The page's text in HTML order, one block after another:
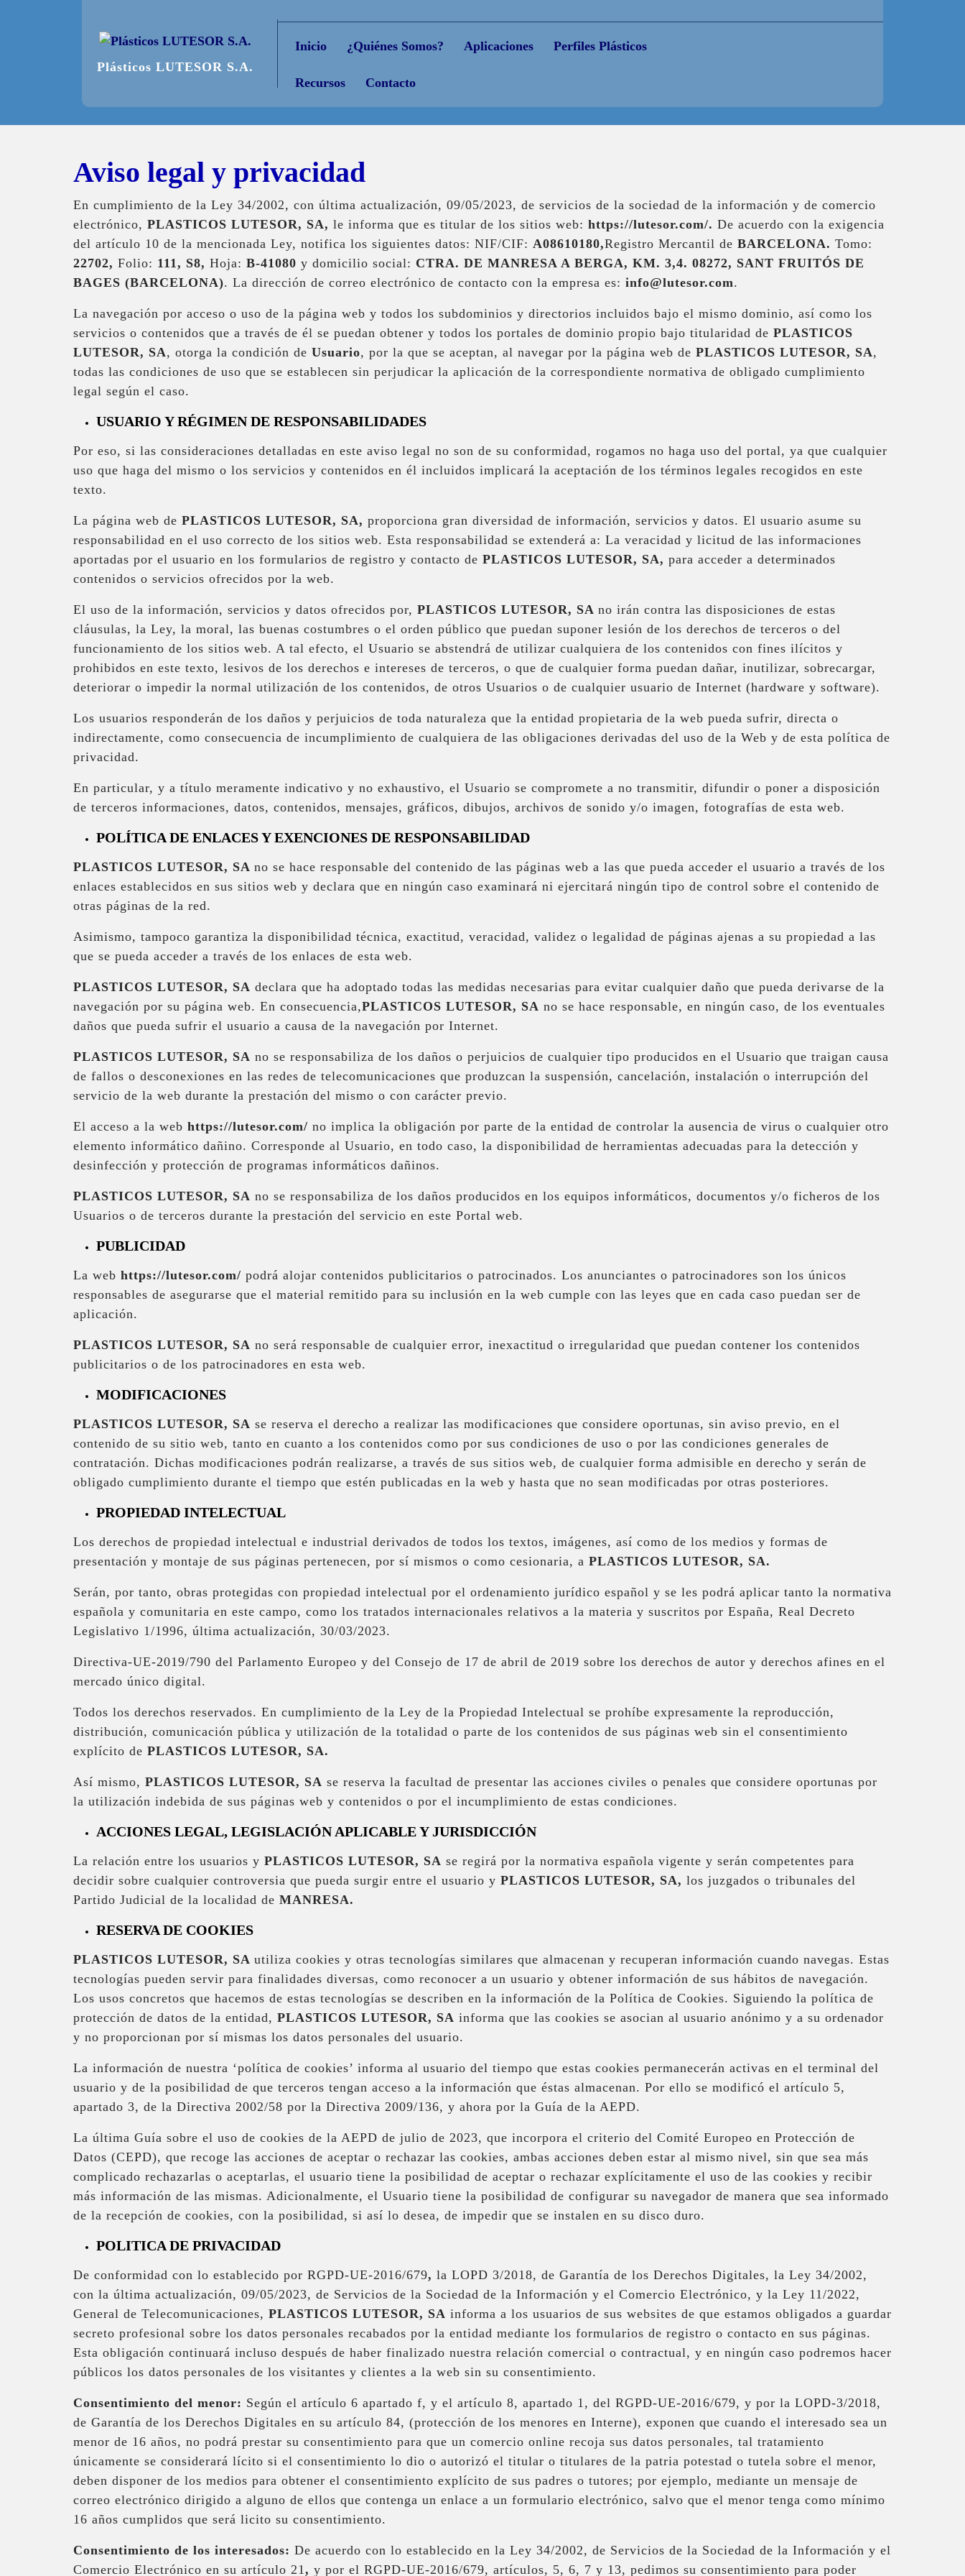
Plásticos LUTESOR S.A.
Inicio ¿Quiénes Somos? Aplicaciones Perfiles Plásticos
Recursos Contacto
Aviso legal y privacidad
En cumplimiento de la Ley 34/2002, con última actualización, 09/05/2023, de servicios de la sociedad de la información y de comercio
electrónico, PLASTICOS LUTESOR, SA, le informa que es titular de los sitios web: https://lutesor.com/. De acuerdo con la exigencia
del artículo 10 de la mencionada Ley, notifica los siguientes datos: NIF/CIF: A08610180,Registro Mercantil de BARCELONA. Tomo:
22702, Folio: 111, S8, Hoja: B-41080 y domicilio social: CTRA. DE MANRESA A BERGA, KM. 3,4. 08272, SANT FRUITÓS DE
BAGES (BARCELONA). La dirección de correo electrónico de contacto con la empresa es: info@lutesor.com.
La navegación por acceso o uso de la página web y todos los subdominios y directorios incluidos bajo el mismo dominio, así como los
servicios o contenidos que a través de él se puedan obtener y todos los portales de dominio propio bajo titularidad de PLASTICOS
LUTESOR, SA, otorga la condición de Usuario, por la que se aceptan, al navegar por la página web de PLASTICOS LUTESOR, SA,
todas las condiciones de uso que se establecen sin perjudicar la aplicación de la correspondiente normativa de obligado cumplimiento
legal según el caso.
USUARIO Y RÉGIMEN DE RESPONSABILIDADES
Por eso, si las consideraciones detalladas en este aviso legal no son de su conformidad, rogamos no haga uso del portal, ya que cualquier
uso que haga del mismo o los servicios y contenidos en él incluidos implicará la aceptación de los términos legales recogidos en este
texto.
La página web de PLASTICOS LUTESOR, SA, proporciona gran diversidad de información, servicios y datos. El usuario asume su
responsabilidad en el uso correcto de los sitios web. Esta responsabilidad se extenderá a: La veracidad y licitud de las informaciones
aportadas por el usuario en los formularios de registro y contacto de PLASTICOS LUTESOR, SA, para acceder a determinados
contenidos o servicios ofrecidos por la web.
El uso de la información, servicios y datos ofrecidos por, PLASTICOS LUTESOR, SA no irán contra las disposiciones de estas
cláusulas, la Ley, la moral, las buenas costumbres o el orden público que puedan suponer lesión de los derechos de terceros o del
funcionamiento de los sitios web. A tal efecto, el Usuario se abstendrá de utilizar cualquiera de los contenidos con fines ilícitos y
prohibidos en este texto, lesivos de los derechos e intereses de terceros, o que de cualquier forma puedan dañar, inutilizar, sobrecargar,
deteriorar o impedir la normal utilización de los contenidos, de otros Usuarios o de cualquier usuario de Internet (hardware y software).
Los usuarios responderán de los daños y perjuicios de toda naturaleza que la entidad propietaria de la web pueda sufrir, directa o
indirectamente, como consecuencia de incumplimiento de cualquiera de las obligaciones derivadas del uso de la Web y de esta política de
privacidad.
En particular, y a título meramente indicativo y no exhaustivo, el Usuario se compromete a no transmitir, difundir o poner a disposición
de terceros informaciones, datos, contenidos, mensajes, gráficos, dibujos, archivos de sonido y/o imagen, fotografías de esta web.
POLÍTICA DE ENLACES Y EXENCIONES DE RESPONSABILIDAD
PLASTICOS LUTESOR, SA no se hace responsable del contenido de las páginas web a las que pueda acceder el usuario a través de los
enlaces establecidos en sus sitios web y declara que en ningún caso examinará ni ejercitará ningún tipo de control sobre el contenido de
otras páginas de la red.
Asimismo, tampoco garantiza la disponibilidad técnica, exactitud, veracidad, validez o legalidad de páginas ajenas a su propiedad a las
que se pueda acceder a través de los enlaces de esta web.
PLASTICOS LUTESOR, SA declara que ha adoptado todas las medidas necesarias para evitar cualquier daño que pueda derivarse de la
navegación por su página web. En consecuencia,PLASTICOS LUTESOR, SA no se hace responsable, en ningún caso, de los eventuales
daños que pueda sufrir el usuario a causa de la navegación por Internet.
PLASTICOS LUTESOR, SA no se responsabiliza de los daños o perjuicios de cualquier tipo producidos en el Usuario que traigan causa
de fallos o desconexiones en las redes de telecomunicaciones que produzcan la suspensión, cancelación, instalación o interrupción del
servicio de la web durante la prestación del mismo o con carácter previo.
El acceso a la web https://lutesor.com/ no implica la obligación por parte de la entidad de controlar la ausencia de virus o cualquier otro
elemento informático dañino. Corresponde al Usuario, en todo caso, la disponibilidad de herramientas adecuadas para la detección y
desinfección y protección de programas informáticos dañinos.
PLASTICOS LUTESOR, SA no se responsabiliza de los daños producidos en los equipos informáticos, documentos y/o ficheros de los
Usuarios o de terceros durante la prestación del servicio en este Portal web.
PUBLICIDAD
La web https://lutesor.com/ podrá alojar contenidos publicitarios o patrocinados. Los anunciantes o patrocinadores son los únicos
responsables de asegurarse que el material remitido para su inclusión en la web cumple con las leyes que en cada caso puedan ser de
aplicación.
PLASTICOS LUTESOR, SA no será responsable de cualquier error, inexactitud o irregularidad que puedan contener los contenidos
publicitarios o de los patrocinadores en esta web.
MODIFICACIONES
PLASTICOS LUTESOR, SA se reserva el derecho a realizar las modificaciones que considere oportunas, sin aviso previo, en el
contenido de su sitio web, tanto en cuanto a los contenidos como por sus condiciones de uso o por las condiciones generales de
contratación. Dichas modificaciones podrán realizarse, a través de sus sitios web, de cualquier forma admisible en derecho y serán de
obligado cumplimiento durante el tiempo que estén publicadas en la web y hasta que no sean modificadas por otras posteriores.
PROPIEDAD INTELECTUAL
Los derechos de propiedad intelectual e industrial derivados de todos los textos, imágenes, así como de los medios y formas de
presentación y montaje de sus páginas pertenecen, por sí mismos o como cesionaria, a PLASTICOS LUTESOR, SA.
Serán, por tanto, obras protegidas con propiedad intelectual por el ordenamiento jurídico español y se les podrá aplicar tanto la normativa
española y comunitaria en este campo, como los tratados internacionales relativos a la materia y suscritos por España, Real Decreto
Legislativo 1/1996, última actualización, 30/03/2023.
Directiva-UE-2019/790 del Parlamento Europeo y del Consejo de 17 de abril de 2019 sobre los derechos de autor y derechos afines en el
mercado único digital.
Todos los derechos reservados. En cumplimiento de la Ley de la Propiedad Intelectual se prohíbe expresamente la reproducción,
distribución, comunicación pública y utilización de la totalidad o parte de los contenidos de sus páginas web sin el consentimiento
explícito de PLASTICOS LUTESOR, SA.
Así mismo, PLASTICOS LUTESOR, SA se reserva la facultad de presentar las acciones civiles o penales que considere oportunas por
la utilización indebida de sus páginas web y contenidos o por el incumplimiento de estas condiciones.
ACCIONES LEGAL, LEGISLACIÓN APLICABLE Y JURISDICCIÓN
La relación entre los usuarios y PLASTICOS LUTESOR, SA se regirá por la normativa española vigente y serán competentes para
decidir sobre cualquier controversia que pueda surgir entre el usuario y PLASTICOS LUTESOR, SA, los juzgados o tribunales del
Partido Judicial de la localidad de MANRESA.
RESERVA DE COOKIES
PLASTICOS LUTESOR, SA utiliza cookies y otras tecnologías similares que almacenan y recuperan información cuando navegas. Estas
tecnologías pueden servir para finalidades diversas, como reconocer a un usuario y obtener información de sus hábitos de navegación.
Los usos concretos que hacemos de estas tecnologías se describen en la información de la Política de Cookies. Siguiendo la política de
protección de datos de la entidad, PLASTICOS LUTESOR, SA informa que las cookies se asocian al usuario anónimo y a su ordenador
y no proporcionan por sí mismas los datos personales del usuario.
La información de nuestra ‘política de cookies’ informa al usuario del tiempo que estas cookies permanecerán activas en el terminal del
usuario y de la posibilidad de que terceros tengan acceso a la información que éstas almacenan. Por ello se modificó el artículo 5,
apartado 3, de la Directiva 2002/58 por la Directiva 2009/136, y ahora por la Guía de la AEPD.
La última Guía sobre el uso de cookies de la AEPD de julio de 2023, que incorpora el criterio del Comité Europeo en Protección de
Datos (CEPD), que recoge las acciones de aceptar o rechazar las cookies, ambas acciones deben estar al mismo nivel, sin que sea más
complicado rechazarlas o aceptarlas, el usuario tiene la posibilidad de aceptar o rechazar explícitamente el uso de las cookies y recibir
más información de las mismas. Adicionalmente, el Usuario tiene la posibilidad de configurar su navegador de manera que sea informado
de la recepción de cookies, con la posibilidad, si así lo desea, de impedir que se instalen en su disco duro.
POLITICA DE PRIVACIDAD
De conformidad con lo establecido por RGPD-UE-2016/679, la LOPD 3/2018, de Garantía de los Derechos Digitales, la Ley 34/2002,
con la última actualización, 09/05/2023, de Servicios de la Sociedad de la Información y el Comercio Electrónico, y la Ley 11/2022,
General de Telecomunicaciones, PLASTICOS LUTESOR, SA informa a los usuarios de sus websites de que estamos obligados a guardar
secreto profesional sobre los datos personales recabados por la entidad mediante los formularios de registro o contacto en sus páginas.
Esta obligación continuará incluso después de haber finalizado nuestra relación comercial o contractual, y en ningún caso podremos hacer
públicos los datos personales de los visitantes y clientes a la web sin su consentimiento.
Consentimiento del menor: Según el artículo 6 apartado f, y el artículo 8, apartado 1, del RGPD-UE-2016/679, y por la LOPD-3/2018,
de Garantía de los Derechos Digitales en su artículo 84, (protección de los menores en Interne), exponen que cuando el interesado sea un
menor de 16 años, no podrá prestar su consentimiento para que un comercio online recoja sus datos personales, tal tratamiento
únicamente se considerará lícito si el consentimiento lo dio o autorizó el titular o titulares de la patria potestad o tutela sobre el menor,
deben disponer de los medios para obtener el consentimiento explícito de sus padres o tutores; por ejemplo, mediante un mensaje de
correo electrónico dirigido a alguno de ellos que contenga un enlace a un formulario electrónico, salvo que el menor tenga como mínimo
16 años cumplidos que será licito su consentimiento.
Consentimiento de los interesados: De acuerdo con lo establecido en la Ley 34/2002, de Servicios de la Sociedad de la Información y el
Comercio Electrónico en su artículo 21, y por el RGPD-UE-2016/679, artículos, 5, 6, 7 y 13, pedimos su consentimiento para poder